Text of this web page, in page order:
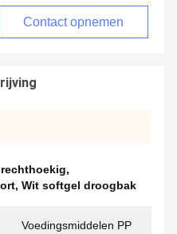
Contact opnemen
,
, Wit softgel droogbak
Voedingsmiddelen PP